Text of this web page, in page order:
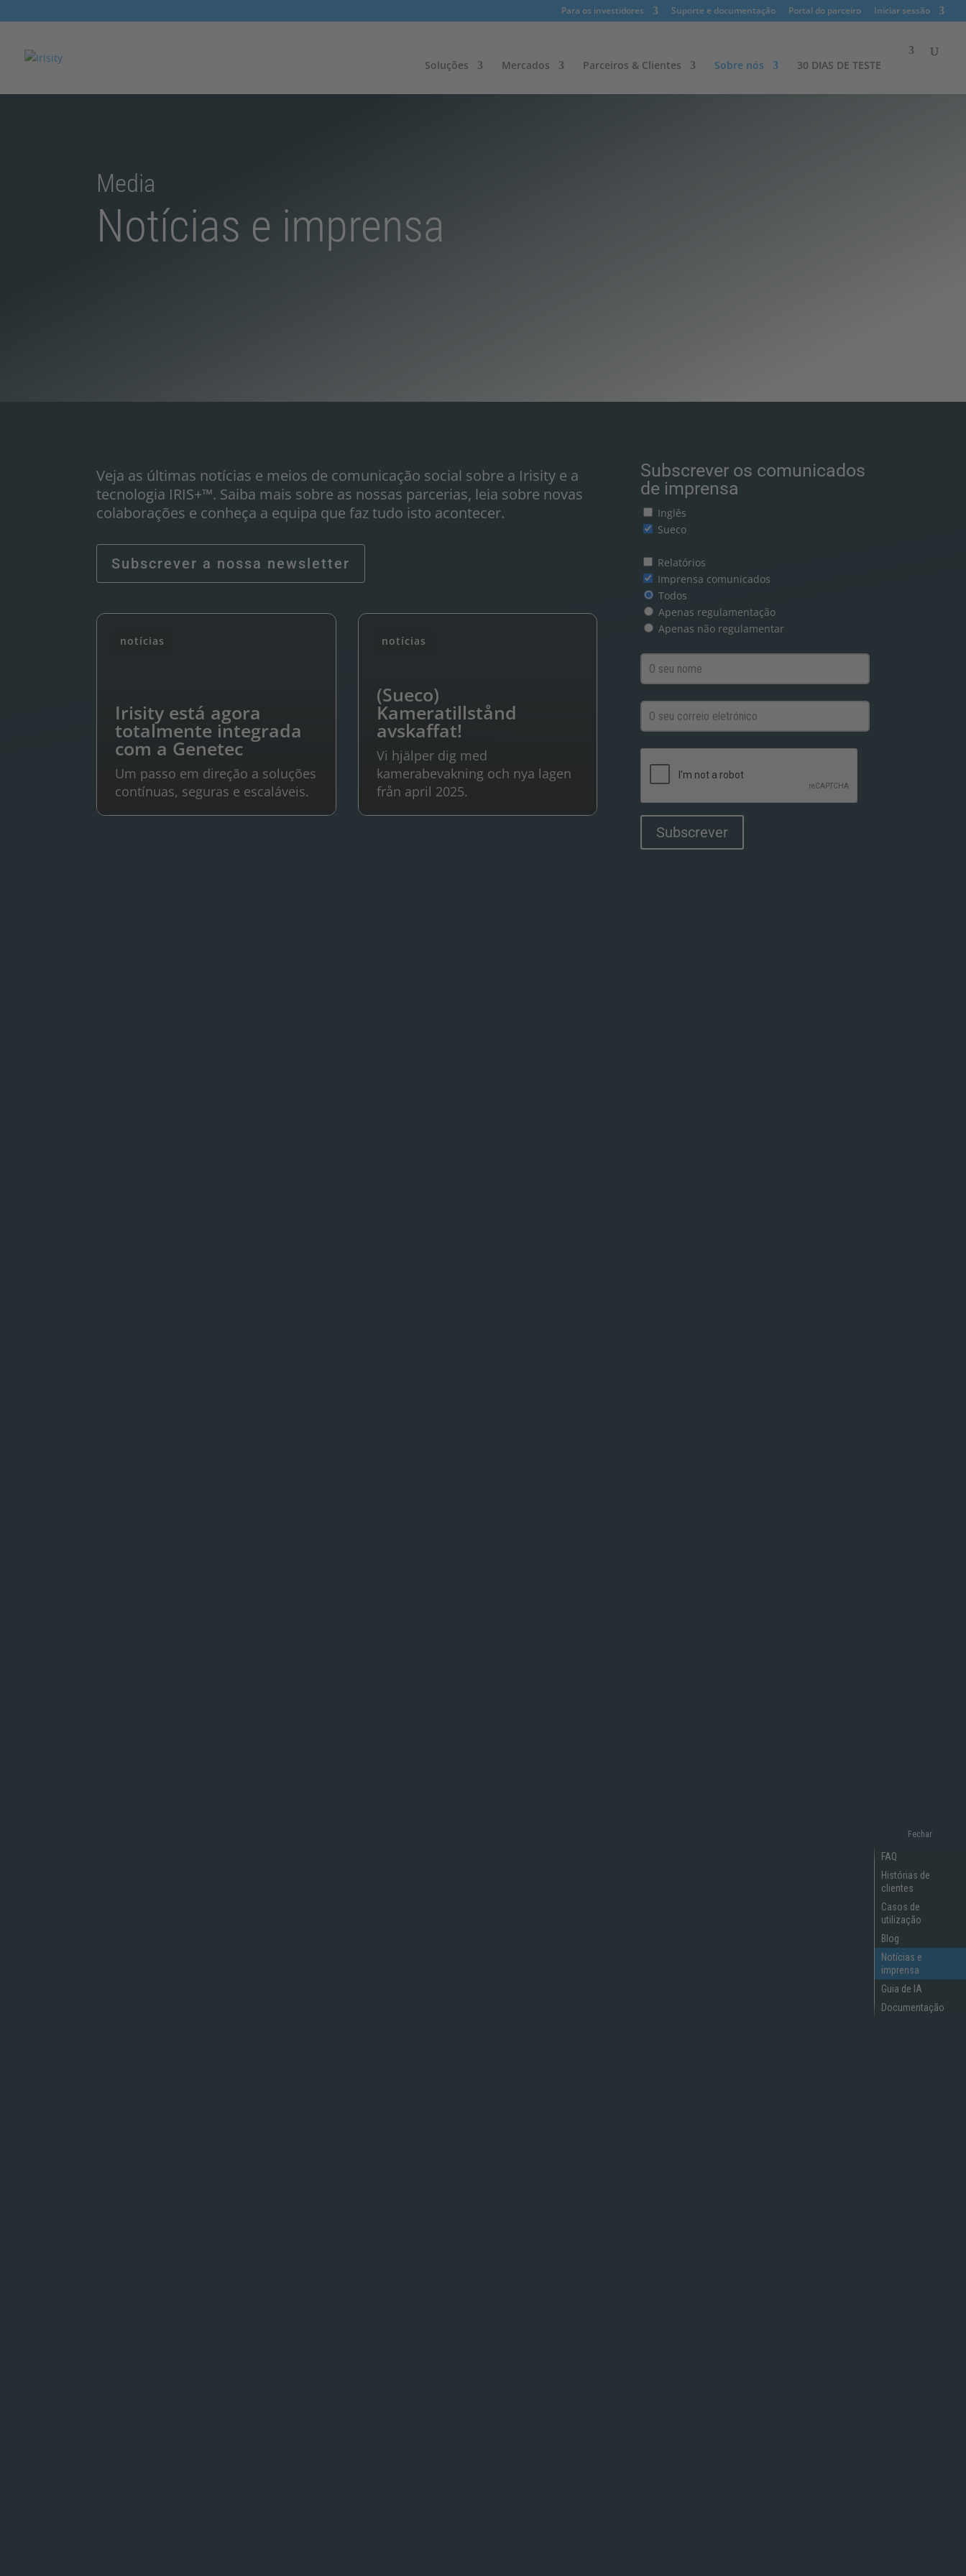
Para os investidores Suporte e documentação Portal do parceiro Iniciar sessão
Soluções Mercados Parceiros & Clientes​ Sobre nós 30 DIAS DE TESTE
Media
Notícias e imprensa
Fechar
FAQ
Histórias de
clientes
Casos de
utilização
Blog
Notícias e
imprensa
Guia de IA
Documentação
Veja as últimas notícias e meios de comunicação social sobre a Irisity e a
tecnologia IRIS+™. Saiba mais sobre as nossas parcerias, leia sobre novas
colaborações e conheça a equipa que faz tudo isto acontecer.
Subscrever a nossa newsletter
notícias
Irisity está agora
totalmente integrada
com a Genetec
Um passo em direção a soluções
contínuas, seguras e escaláveis.
notícias
(Sueco)
Kameratillstånd
avskaffat!
Vi hjälper dig med
kamerabevakning och nya lagen
från april 2025.
Subscrever os comunicados
de imprensa
Inglês
Sueco
Relatórios
Imprensa comunicados
Todos
Apenas regulamentação
Apenas não regulamentar